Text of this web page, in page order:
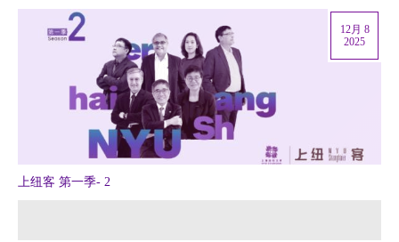
上纽客 第一季- 2
12月 8
2025